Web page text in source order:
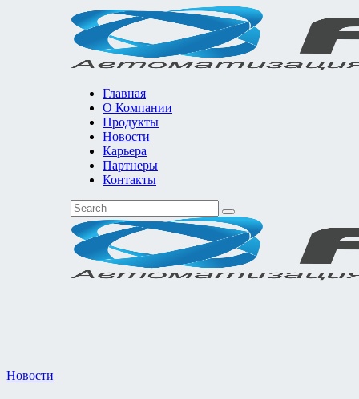
Главная
О Компании
Продукты
Новости
Карьера
Партнеры
Контакты
Новости